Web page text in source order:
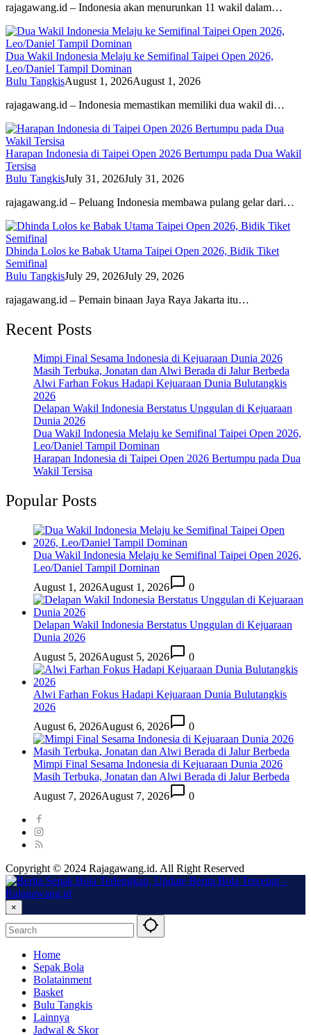
rajagawang.id – Indonesia akan menurunkan 11 wakil dalam…
Dua Wakil Indonesia Melaju ke Semifinal Taipei Open 2026,
Leo/Daniel Tampil Dominan
Bulu TangkisAugust 1, 2026August 1, 2026
rajagawang.id – Indonesia memastikan memiliki dua wakil di…
Harapan Indonesia di Taipei Open 2026 Bertumpu pada Dua Wakil
Tersisa
Bulu TangkisJuly 31, 2026July 31, 2026
rajagawang.id – Peluang Indonesia membawa pulang gelar dari…
Dhinda Lolos ke Babak Utama Taipei Open 2026, Bidik Tiket
Semifinal
Bulu TangkisJuly 29, 2026July 29, 2026
rajagawang.id – Pemain binaan Jaya Raya Jakarta itu…
Recent Posts
Mimpi Final Sesama Indonesia di Kejuaraan Dunia 2026
Masih Terbuka, Jonatan dan Alwi Berada di Jalur Berbeda
Alwi Farhan Fokus Hadapi Kejuaraan Dunia Bulutangkis
2026
Delapan Wakil Indonesia Berstatus Unggulan di Kejuaraan
Dunia 2026
Dua Wakil Indonesia Melaju ke Semifinal Taipei Open 2026,
Leo/Daniel Tampil Dominan
Harapan Indonesia di Taipei Open 2026 Bertumpu pada Dua
Wakil Tersisa
Popular Posts
Dua Wakil Indonesia Melaju ke Semifinal Taipei Open 2026,
Leo/Daniel Tampil Dominan
August 1, 2026August 1, 2026 0
Delapan Wakil Indonesia Berstatus Unggulan di Kejuaraan
Dunia 2026
August 5, 2026August 5, 2026 0
Alwi Farhan Fokus Hadapi Kejuaraan Dunia Bulutangkis
2026
August 6, 2026August 6, 2026 0
Mimpi Final Sesama Indonesia di Kejuaraan Dunia 2026
Masih Terbuka, Jonatan dan Alwi Berada di Jalur Berbeda
August 7, 2026August 7, 2026 0
Copyright © 2024 Rajagawang.id. All Right Reserved
×
Home
Sepak Bola
Bolatainment
Basket
Bulu Tangkis
Lainnya
Jadwal & Skor